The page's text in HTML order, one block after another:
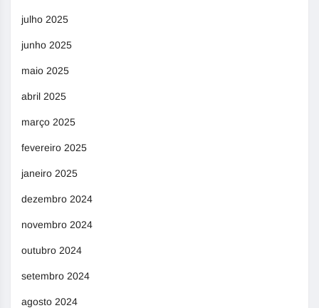
julho 2025
junho 2025
maio 2025
abril 2025
março 2025
fevereiro 2025
janeiro 2025
dezembro 2024
novembro 2024
outubro 2024
setembro 2024
agosto 2024